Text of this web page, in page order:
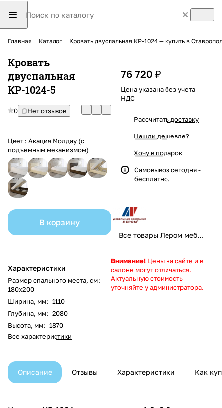
Главная Каталог Кровать двуспальная КР-1024 — купить в
Кровать
двуспальная
КР-1024-5
0 Нет отзывов
Цвет : Акация Молдау (с
подъемным механизмом)
В корзину
Характеристики
Размер спального места, см:
180х200
Ширина, мм: 1110
Глубина, мм: 2080
Высота, мм: 1870
Все характеристики
76 720 ₽
Цена указана без учета
НДС
Рассчитать доставку
Нашли дешевле?
Хочу в подарок
Самовывоз сегодня -
бесплатно.
Все товары Лером мебель
Внимание! Цены на сайте и в
салоне могут отличаться.
Актуальную стоимость
уточняйте у администратора.
Описание Отзывы Характеристики Как